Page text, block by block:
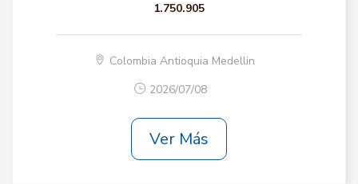
1.750.905
Colombia Antioquia Medellin
2026/07/08
Ver Más